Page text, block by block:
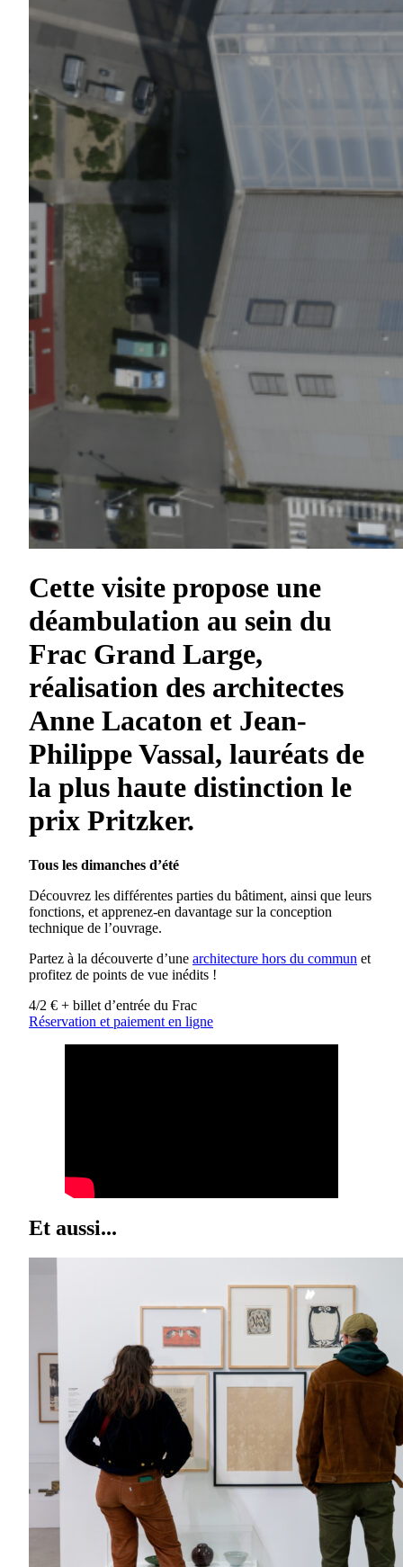
Cette visite propose une
déambulation au sein du
Frac Grand Large,
réalisation des architectes
Anne Lacaton et Jean-
Philippe Vassal, lauréats de
la plus haute distinction le
prix Pritzker.
Tous les dimanches d’été
Découvrez les différentes parties du bâtiment, ainsi que leurs
fonctions, et apprenez-en davantage sur la conception
technique de l’ouvrage.
Partez à la découverte d’une architecture hors du commun et
profitez de points de vue inédits !
4/2 € + billet d’entrée du Frac
Réservation et paiement en ligne
Et aussi...